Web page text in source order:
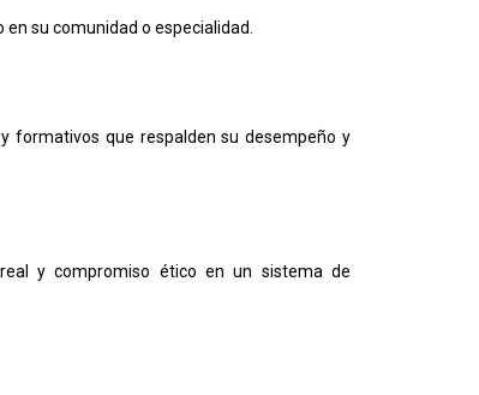
su comunidad o especialidad.
formativos que respalden su desempeño y
y compromiso ético en un sistema de